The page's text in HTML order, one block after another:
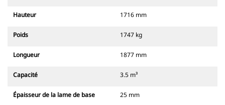
Hauteur 1716 mm
Poids 1747 kg
Longueur 1877 mm
Capacité 3.5 m³
Épaisseur de la lame de base 25 mm